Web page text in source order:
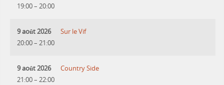
19:00– 20:00
9 août 2026
20:00– 21:00
Sur le Vif
9 août 2026
21:00– 22:00
Country Side